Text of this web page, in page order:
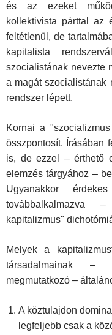
és az ezeket
kollektivista párttal
feltétlenül, de
kapitalista
szocialistának nevezte
a magát szocialistának
rendszer lépett.
Kornai a
összpontosít. Írásában
is, de ezzel – érthető
elemzés tárgyához –
Ugyanakkor
továbbalkalmazva
kapitalizmus"
Melyek a
társadalmainak –
megmutatkozó –
A köztulajdon
legfeljebb csak a